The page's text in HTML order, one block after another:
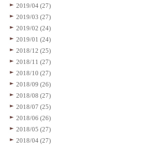
2019/04 (27)
2019/03 (27)
2019/02 (24)
2019/01 (24)
2018/12 (25)
2018/11 (27)
2018/10 (27)
2018/09 (26)
2018/08 (27)
2018/07 (25)
2018/06 (26)
2018/05 (27)
2018/04 (27)